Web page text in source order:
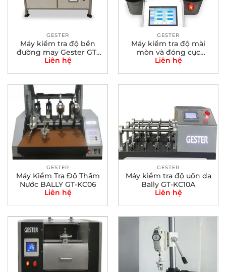
GESTER
Máy kiểm tra độ bền
đường may Gester GT-
KB40
Liên hệ
GESTER
Máy kiểm tra độ mài
mòn và đóng cục
Martindale GT-C13
Liên hệ
GESTER
Máy Kiểm Tra Độ Thấm
Nước BALLY GT-KC06
Liên hệ
GESTER
Máy kiểm tra độ uốn da
Bally GT-KC10A
Liên hệ